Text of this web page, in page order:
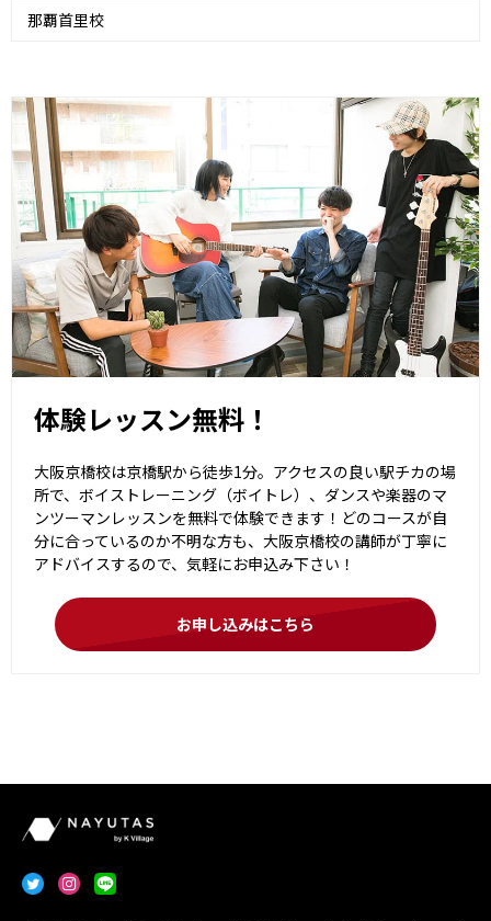
那覇首里校
体験レッスン無料！
大阪京橋校は京橋駅から徒歩1分。アクセスの良い駅チカの場
所で、ボイストレーニング（ボイトレ）、ダンスや楽器のマ
ンツーマンレッスンを無料で体験できます！どのコースが自
分に合っているのか不明な方も、大阪京橋校の講師が丁寧に
アドバイスするので、気軽にお申込み下さい！
お申し込みはこちら